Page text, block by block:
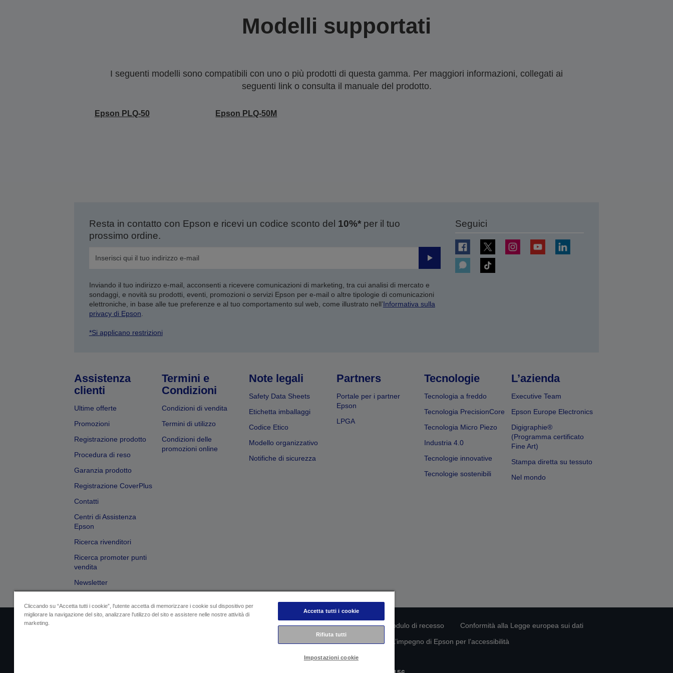
Modelli supportati
I seguenti modelli sono compatibili con uno o più prodotti di questa gamma. Per maggiori informazioni, collegati ai
seguenti link o consulta il manuale del prodotto.
Epson PLQ-50 Epson PLQ-50M
Resta in contatto con Epson e ricevi un codice sconto del 10%*per il tuo
prossimo ordine.
Invia
Inviando il tuo indirizzo e-mail, acconsenti a ricevere comunicazioni di marketing, tra cui analisi di mercato e
sondaggi, e novità su prodotti, eventi, promozioni o servizi Epson per e-mail o altre tipologie di comunicazioni
elettroniche, in base alle tue preferenze e al tuo comportamento sul web, come illustrato nell’Informativa sulla
privacy di Epson
*Si applicano restrizioni
Seguici
Assistenza
clienti
Ultime offerte
Promozioni
Registrazione prodotto
Procedura di reso
Garanzia prodotto
Registrazione CoverPlus
Contatti
Centri di Assistenza
Epson
Ricerca rivenditori
Ricerca promoter punti
vendita
Newsletter
Termini e
Condizioni
Condizioni di vendita
Termini di utilizzo
Condizioni delle
promozioni online
Note legali
Safety Data Sheets
Etichetta imballaggi
Codice Etico
Modello organizzativo
Notifiche di sicurezza
Partners
Portale per i partner
Epson
LPGA
Tecnologie
Tecnologia a freddo
Tecnologia PrecisionCore
Tecnologia Micro Piezo
Industria 4.0
Tecnologie innovative
Tecnologie sostenibili
L’azienda
Executive Team
Epson Europe Electronics
Digigraphie®
(Programma certificato
Fine Art)
Stampa diretta su tessuto
Nel mondo
Informativa sulla privacy Modulo di recesso
Conformità alla Legge europea sui dati
Contattaci per informazioni sui tuoi dati
L’impegno di Epson per l’accessibilità
Copyright © 2026 Seiko Epson
Cliccando su “Accetta tutti i cookie”, l'utente accetta di memorizzare i cookie sul dispositivo per
migliorare la navigazione del sito, analizzare l'utilizzo del sito e assistere nelle nostre attività di
marketing.
Accetta tutti i cookie
Rifiuta tutti
Impostazioni cookie